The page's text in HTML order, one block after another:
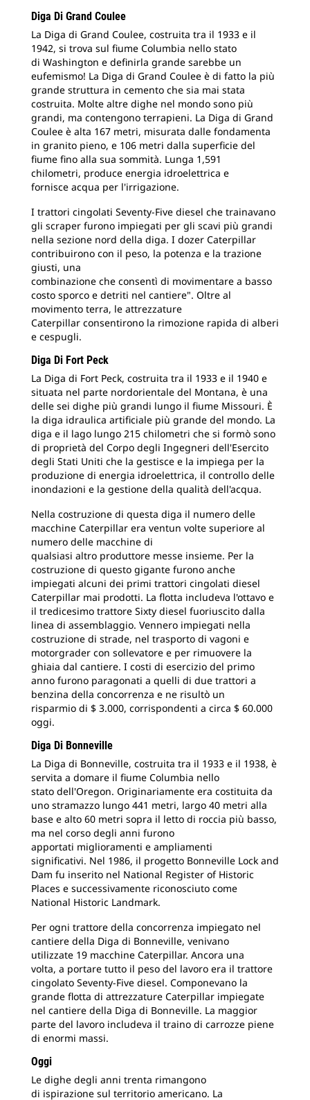
Diga Di Grand Coulee
La Diga di Grand Coulee, costruita tra il 1933 e il
1942, si trova sul fiume Columbia nello stato
di Washington e definirla grande sarebbe un
eufemismo! La Diga di Grand Coulee è di fatto la più
grande struttura in cemento che sia mai stata
costruita. Molte altre dighe nel mondo sono più
grandi, ma contengono terrapieni. La Diga di Grand
Coulee è alta 167 metri, misurata dalle fondamenta
in granito pieno, e 106 metri dalla superficie del
fiume fino alla sua sommità. Lunga 1,591
chilometri, produce energia idroelettrica e
fornisce acqua per l'irrigazione.
I trattori cingolati Seventy-Five diesel che trainavano
gli scraper furono impiegati per gli scavi più grandi
nella sezione nord della diga. I dozer Caterpillar
contribuirono con il peso, la potenza e la trazione
giusti, una
combinazione che consentì di movimentare a basso
costo sporco e detriti nel cantiere". Oltre al
movimento terra, le attrezzature
Caterpillar consentirono la rimozione rapida di alberi
e cespugli.
Diga Di Fort Peck
La Diga di Fort Peck, costruita tra il 1933 e il 1940 e
situata nel parte nordorientale del Montana, è una
delle sei dighe più grandi lungo il fiume Missouri. È
la diga idraulica artificiale più grande del mondo. La
diga e il lago lungo 215 chilometri che si formò sono
di proprietà del Corpo degli Ingegneri dell'Esercito
degli Stati Uniti che la gestisce e la impiega per la
produzione di energia idroelettrica, il controllo delle
inondazioni e la gestione della qualità dell'acqua.
Nella costruzione di questa diga il numero delle
macchine Caterpillar era ventun volte superiore al
numero delle macchine di
qualsiasi altro produttore messe insieme. Per la
costruzione di questo gigante furono anche
impiegati alcuni dei primi trattori cingolati diesel
Caterpillar mai prodotti. La flotta includeva l'ottavo e
il tredicesimo trattore Sixty diesel fuoriuscito dalla
linea di assemblaggio. Vennero impiegati nella
costruzione di strade, nel trasporto di vagoni e
motorgrader con sollevatore e per rimuovere la
ghiaia dal cantiere. I costi di esercizio del primo
anno furono paragonati a quelli di due trattori a
benzina della concorrenza e ne risultò un
risparmio di $ 3.000, corrispondenti a circa $ 60.000
oggi.
Diga Di Bonneville
La Diga di Bonneville, costruita tra il 1933 e il 1938, è
servita a domare il fiume Columbia nello
stato dell'Oregon. Originariamente era costituita da
uno stramazzo lungo 441 metri, largo 40 metri alla
base e alto 60 metri sopra il letto di roccia più basso,
ma nel corso degli anni furono
apportati miglioramenti e ampliamenti
significativi. Nel 1986, il progetto Bonneville Lock and
Dam fu inserito nel National Register of Historic
Places e successivamente riconosciuto come
National Historic Landmark.
Per ogni trattore della concorrenza impiegato nel
cantiere della Diga di Bonneville, venivano
utilizzate 19 macchine Caterpillar. Ancora una
volta, a portare tutto il peso del lavoro era il trattore
cingolato Seventy-Five diesel. Componevano la
grande flotta di attrezzature Caterpillar impiegate
nel cantiere della Diga di Bonneville. La maggior
parte del lavoro includeva il traino di carrozze piene
di enormi massi.
Oggi
Le dighe degli anni trenta rimangono
di ispirazione sul territorio americano. La